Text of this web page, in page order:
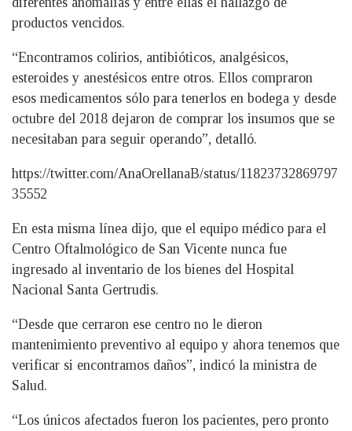
productos vencidos.
“Encontramos colirios, antibióticos, analgésicos,
esteroides y anestésicos entre otros. Ellos compraron
esos medicamentos sólo para tenerlos en bodega y desde
octubre del 2018 dejaron de comprar los insumos que se
necesitaban para seguir operando”, detalló.
https://twitter.com/AnaOrellanaB/status/11823732869797
35552
En esta misma línea dijo, que el equipo médico para el
Centro Oftalmológico de San Vicente nunca fue
ingresado al inventario de los bienes del Hospital
Nacional Santa Gertrudis.
“Desde que cerraron ese centro no le dieron
mantenimiento preventivo al equipo y ahora tenemos que
verificar si encontramos daños”, indicó la ministra de
Salud.
“Los únicos afectados fueron los pacientes, pero pronto